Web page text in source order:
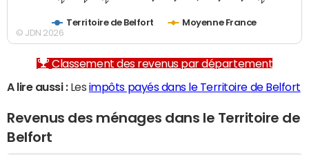
Territoire de Belfort Moyenne France
© JDN 2026
Classement des revenus par département
A lire aussi :Les impôts payés dans le Territoire de Belfort
Revenus des ménages dans le Territoire de
Belfort